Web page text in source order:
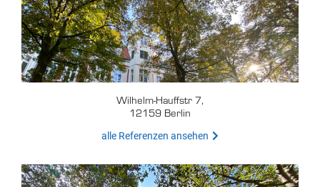
Wilhelm-Hauffstr 7,
12159 Berlin
alle Referenzen ansehen